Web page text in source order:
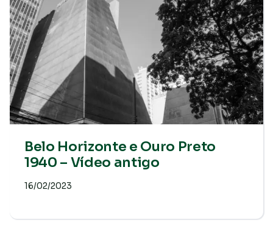
Belo Horizonte e Ouro Preto
1940 – Vídeo antigo
16/02/2023